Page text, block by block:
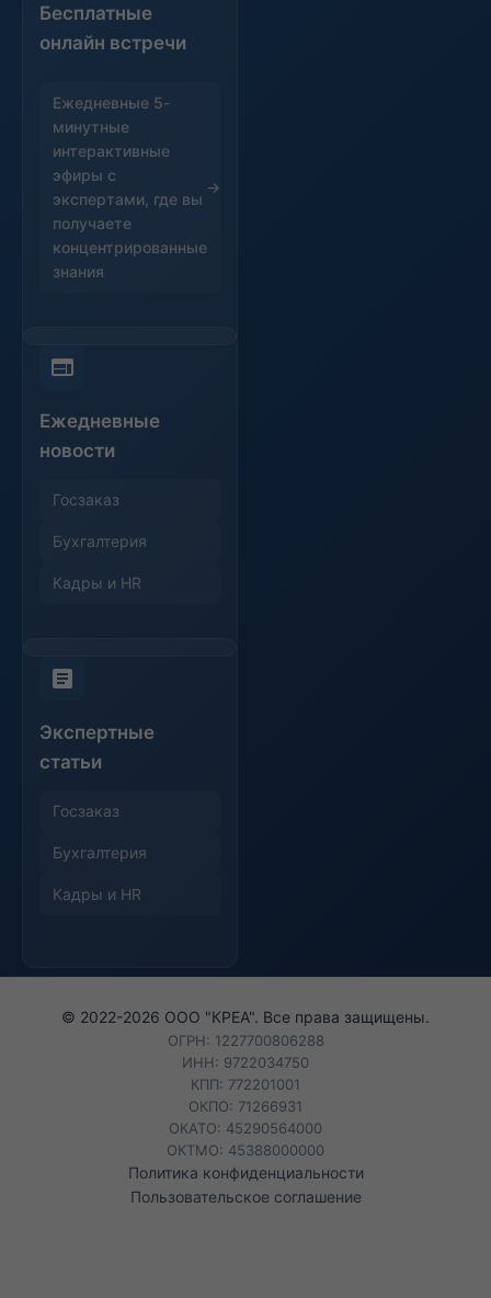
Бесплатные
онлайн встречи
Ежедневные 5-
минутные
интерактивные
эфиры с
экспертами, где вы
получаете
концентрированные
знания
Ежедневные
новости
Госзаказ
Бухгалтерия
Кадры и HR
Экспертные
статьи
Госзаказ
Бухгалтерия
Кадры и HR
© 2022-2026 ООО "КРЕА". Все права защищены.
ОГРН: 1227700806288
ИНН: 9722034750
КПП: 772201001
ОКПО: 71266931
ОКАТО: 45290564000
ОКТМО: 45388000000
Политика конфиденциальности
Пользовательское соглашение